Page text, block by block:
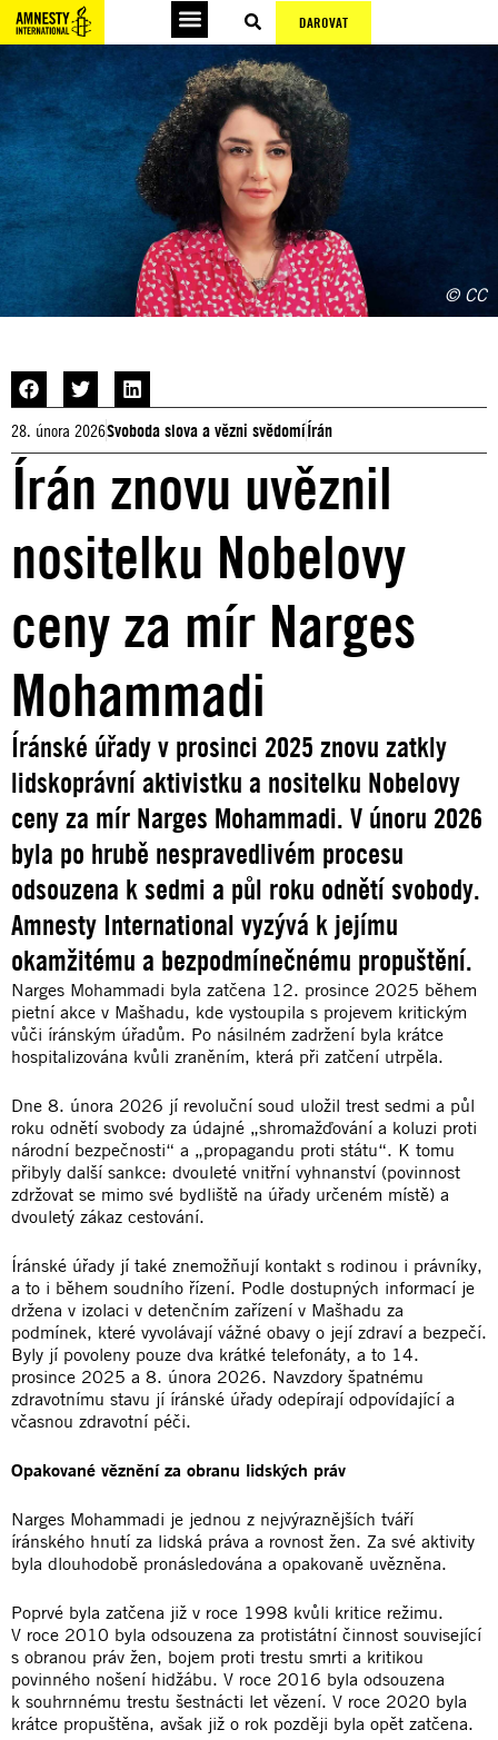
DAROVAT
© CC
28. února 2026Svoboda slova a vězni svědomíÍrán
Írán znovu uvěznil
nositelku Nobelovy
ceny za mír Narges
Mohammadi
Íránské úřady v prosinci 2025 znovu zatkly
lidskoprávní aktivistku a nositelku Nobelovy
ceny za mír Narges Mohammadi. V únoru 2026
byla po hrubě nespravedlivém procesu
odsouzena k sedmi a půl roku odnětí svobody.
Amnesty International vyzývá k jejímu
okamžitému a bezpodmínečnému propuštění.
Narges Mohammadi byla zatčena 12. prosince 2025 během
pietní akce v Mašhadu, kde vystoupila s projevem kritickým
vůči íránským úřadům. Po násilném zadržení byla krátce
hospitalizována kvůli zraněním, která při zatčení utrpěla.
Dne 8. února 2026 jí revoluční soud uložil trest sedmi a půl
roku odnětí svobody za údajné „shromažďování a koluzi proti
národní bezpečnosti“ a „propagandu proti státu“. K tomu
přibyly další sankce: dvouleté vnitřní vyhnanství (povinnost
zdržovat se mimo své bydliště na úřady určeném místě) a
dvouletý zákaz cestování.
Íránské úřady jí také znemožňují kontakt s rodinou i právníky,
a to i během soudního řízení. Podle dostupných informací je
držena v izolaci v detenčním zařízení v Mašhadu za
podmínek, které vyvolávají vážné obavy o její zdraví a bezpečí.
Byly jí povoleny pouze dva krátké telefonáty, a to 14.
prosince 2025 a 8. února 2026. Navzdory špatnému
zdravotnímu stavu jí íránské úřady odepírají odpovídající a
včasnou zdravotní péči.
Opakované věznění za obranu lidských práv
Narges Mohammadi je jednou z nejvýraznějších tváří
íránského hnutí za lidská práva a rovnost žen. Za své aktivity
byla dlouhodobě pronásledována a opakovaně uvězněna.
Poprvé byla zatčena již v roce 1998 kvůli kritice režimu.
V roce 2010 byla odsouzena za protistátní činnost související
s obranou práv žen, bojem proti trestu smrti a kritikou
povinného nošení hidžábu. V roce 2016 byla odsouzena
k souhrnnému trestu šestnácti let vězení. V roce 2020 byla
krátce propuštěna, avšak již o rok později byla opět zatčena.